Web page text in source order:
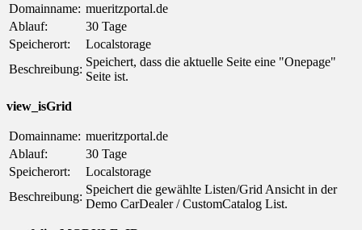
Domainname: mueritzportal.de
Ablauf:
30 Tage
Speicherort:
Localstorage
Beschreibung:
Speichert, dass die aktuelle Seite eine "Onepage"
Seite ist.
view_isGrid
Domainname: mueritzportal.de
Ablauf:
30 Tage
Speicherort:
Localstorage
Beschreibung:
Speichert die gewählte Listen/Grid Ansicht in der
Demo CarDealer / CustomCatalog List.